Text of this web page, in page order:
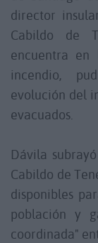
director
Cabildo de
encuentra
incendio,
evolución del
evacuados.
Dávila
Cabildo de
disponibles
población y
coordinada"